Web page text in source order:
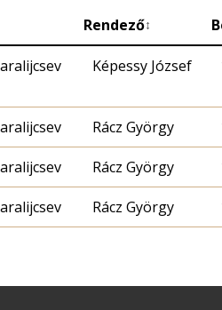
Rendező↕
Képessy József
Rácz György
Rácz György
Rácz György